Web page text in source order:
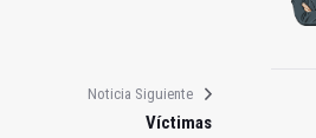
Noticia Siguiente
Víctimas